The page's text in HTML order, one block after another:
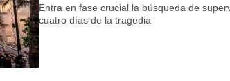
Entra en fase crucial la búsqueda de
cuatro días de la tragedia